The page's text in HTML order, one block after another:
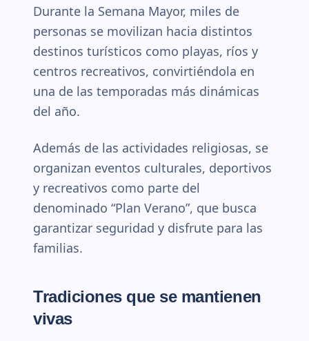
Durante la Semana Mayor, miles de
personas se movilizan hacia distintos
destinos turísticos como playas, ríos y
centros recreativos, convirtiéndola en
una de las temporadas más dinámicas
del año.
Además de las actividades religiosas, se
organizan eventos culturales, deportivos
y recreativos como parte del
denominado “Plan Verano”, que busca
garantizar seguridad y disfrute para las
familias.
Tradiciones que se mantienen
vivas